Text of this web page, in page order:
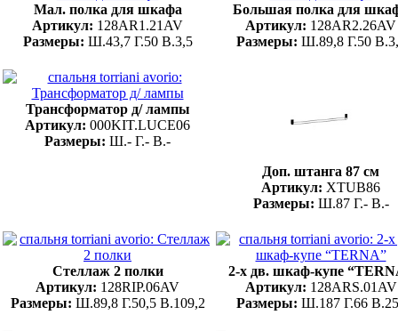
Мал. полка для шкафа
Артикул: 128AR1.21AV
Размеры: Ш.43,7 Г.50 В.3,5
Большая полка для
Артикул: 128AR2.26AV
Размеры: Ш.89,8 Г.50
Трансформатор д/ лампы
Артикул: 000KIT.LUCE06
Размеры: Ш.- Г.- В.-
Доп. штанга 87 см
Артикул: XTUB86
Размеры: Ш.87 Г.- В.-
Стеллаж 2 полки
Артикул: 128RIP.06AV
Размеры: Ш.89,8 Г.50,5 В.109,2
2-х дв. шкаф-купе
Артикул: 128ARS.01AV
Размеры: Ш.187 Г.66